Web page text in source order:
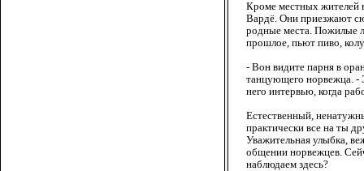
Кроме местных жителей
Вардё. Они приезжают
родные места. Пожилые
прошлое, пьют пиво,
- Вон видите парня в
танцующего норвежца. -
него интервью, когда
Естественный,
практически все на ты
Уважительная улыбка,
общении норвежцев.
наблюдаем здесь?